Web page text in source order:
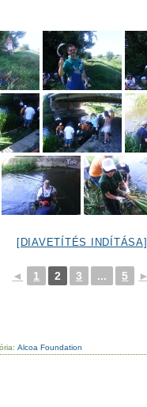
[DIAVETÍTÉS INDÍTÁSA]
◄ 1 2 3 ... 5 ►
Alcoa Foundation